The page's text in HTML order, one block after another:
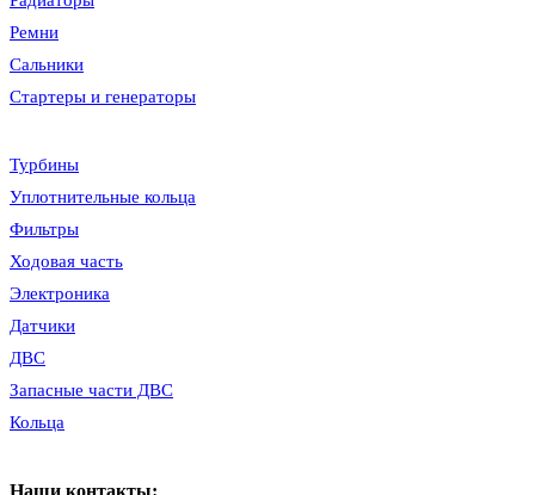
Ремни
Сальники
Стартеры и генераторы
Турбины
Уплотнительные кольца
Фильтры
Ходовая часть
Электроника
Датчики
ДВС
Запасные части ДВС
Кольца